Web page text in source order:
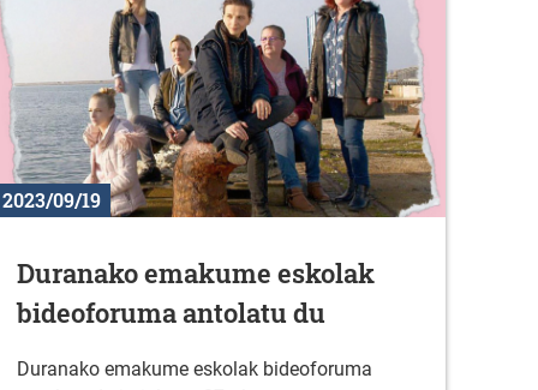
2023/09/19
Duranako emakume eskolak
bideoforuma antolatu du
Duranako emakume eskolak bideoforuma